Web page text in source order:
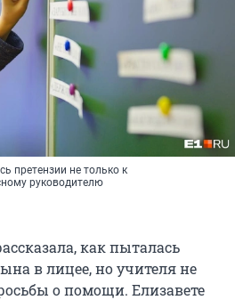
претензии не только к
руководителю
как пыталась
в лицее, но учителя не
о помощи. Елизавете